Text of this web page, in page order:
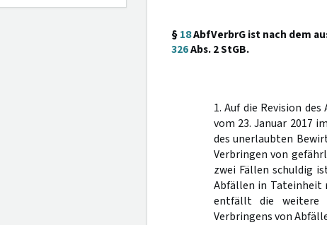
§18AbfVerbrG ist nach dem
326Abs. 2 StGB.
1. Auf die Revision
vom 23. Januar 2017
des unerlaubten
Verbringen von
zwei Fällen schuldig
Abfällen in Tateinheit
entfällt die weitere
Verbringens von